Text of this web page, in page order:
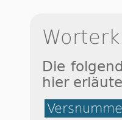
Die
hier